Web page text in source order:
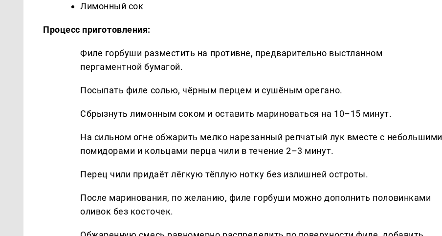
Лимонный сок
Процесс приготовления:
Филе горбуши разместить на противне, предварительно выстланном
пергаментной бумагой.
Посыпать филе солью, чёрным перцем и сушёным орегано.
Сбрызнуть лимонным соком и оставить мариноваться на 10–15 минут.
На сильном огне обжарить мелко нарезанный репчатый лук вместе с небольшими
помидорами и кольцами перца чили в течение 2–3 минут.
Перец чили придаёт лёгкую тёплую нотку без излишней остроты.
После маринования, по желанию, филе горбуши можно дополнить половинками
оливок без косточек.